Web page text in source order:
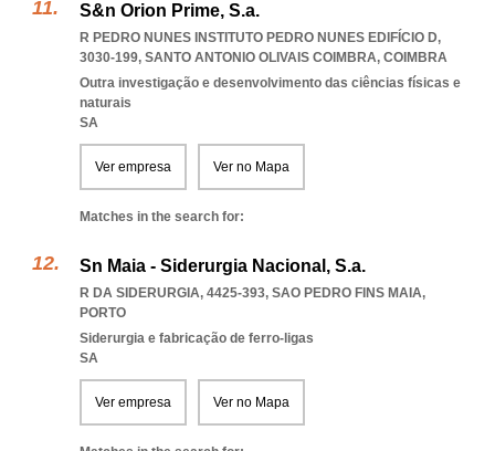
S&n Orion Prime, S.a.
R PEDRO NUNES INSTITUTO PEDRO NUNES EDIFÍCIO D,
3030-199, SANTO ANTONIO OLIVAIS COIMBRA, COIMBRA
Outra investigação e desenvolvimento das ciências físicas e
naturais
SA
Ver empresa Ver no Mapa
Matches in the search for:
Sn Maia - Siderurgia Nacional, S.a.
R DA SIDERURGIA, 4425-393, SAO PEDRO FINS MAIA,
PORTO
Siderurgia e fabricação de ferro-ligas
SA
Ver empresa Ver no Mapa